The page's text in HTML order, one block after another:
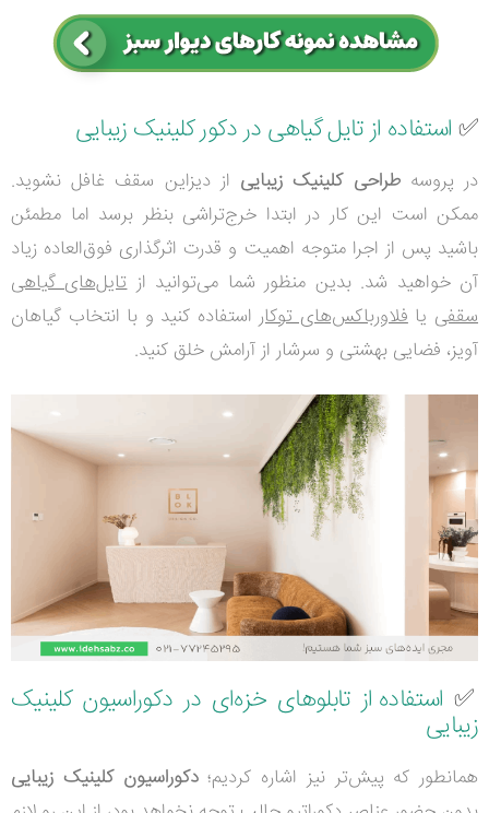
✅ استفاده از تایل گیاهی در دکور کلینیک زیبایی
در پروسهطراحی کلینیک زیبایی از دیزاین سقف غافل نشوید.
ممکن است این کار در ابتدا خرج‌تراشی بنظر برسد اما مطمئن
باشید پس از اجرا متوجه اهمیت و قدرت اثرگذاری فوق‌العاده زیاد
آن خواهید شد. بدین منظور شما می‌توانید ازتایل‌های گیاهی
سقفی یافلاورباکس‌های توکاراستفاده کنید و با انتخاب گیاهان
آویز، فضایی بهشتی و سرشار از آرامش خلق کنید.
✅ استفاده از تابلوهای خزه‌ای در دکوراسیون کلینیک
زیبایی
همانطور که پیش‌تر نیز اشاره کردیم؛دکوراسیون کلینیک زیبایی